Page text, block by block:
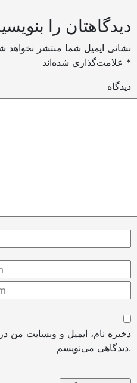
دیدگاهتان را
نشانی ایمیل شما منتشر نخواهد
*
دیدگاه
ذخیره نام، ایمیل و وبسایت من
دیدگاهی می‌نویسم.